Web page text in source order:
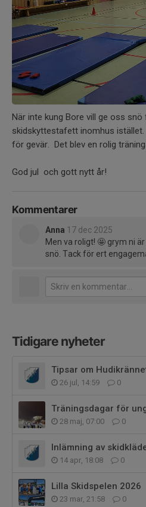
När inte kung Bore vill ge oss
skidskyttestafett inomhus
för gevär. Det blev en rolig
God jul och gott nytt år!
Kommentarer
Anna 17 dec 2025
Men va roligt! 🤩 grym ni
snö. Tack för ert
Tidigare nyheter
Tipsar om
26 jul, 14:59 0
Träningsdagar för
28 maj, 07:00 0
Inlämning av
14 apr, 18:08 0
Lilla Skidspelen 2026
23 mar, 21:58 0